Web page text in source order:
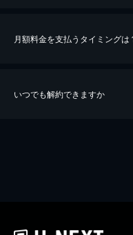
※40％ポイント還元の対象は、クレ
iOSアプリのUコイン決済による作
月額料金を支払うタイミングは
いつでも解約できますか